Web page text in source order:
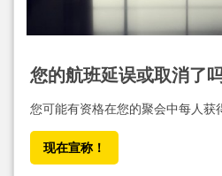
您的航班延误或取消了
您可能有资格在您的聚会中每人获
现在宣称！